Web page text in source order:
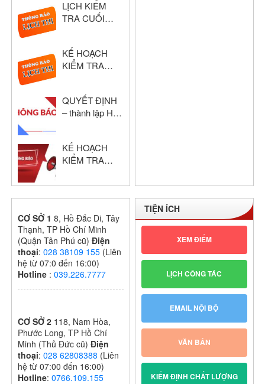
NĂM HỌC:
2024 – 2025
LỊCH KIỂM
TRA CUỐI
NĂM HỌC:
2024 – 2025
KẾ HOẠCH
KIỂM TRA
NĂM HỌC:
2024 – 2025
QUYẾT ĐỊNH
– thành lập Hội
giỏi cấp trường
KẾ HOẠCH
KIỂM TRA
I – KHỐI THPT
NĂM HỌC:
CƠ SỞ 18, Hồ Đắc Di, Tây
Thạnh, TP Hồ Chí Minh
(Quận Tân Phú cũ) Điện
thoại:028 38109 155 (Liên
hệ từ 07:0 đến 16:00)
Hotline :039.226.7777
CƠ SỞ 2 118, Nam Hòa,
Phước Long, TP Hồ Chí
Minh (Thủ Đức cũ) Điện
thoại:028 62808388 (Liên
hệ từ 07:00 đến 16:00)
Hotline:0766.109.155
TIỆN ÍCH
XEM ĐIỂM
LỊCH CÔNG TÁC
EMAIL NỘI BỘ
VĂN BẢN
KIỂM ĐỊNH CHẤT LƯỢNG